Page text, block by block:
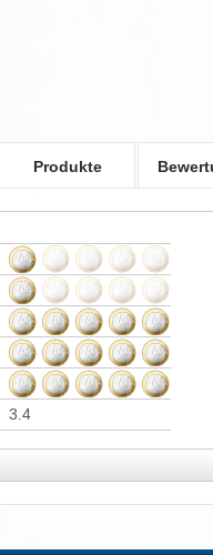
Produkte
3.4